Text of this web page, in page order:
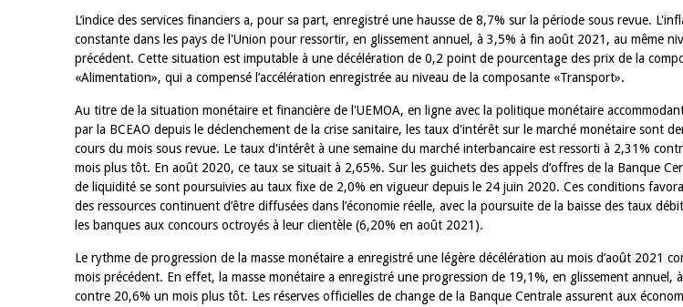
L’indice des services financiers a, pour sa part, enregistré une hausse de 8,7% sur la période sous revue.
constante dans les pays de l'Union pour ressortir, en glissement annuel, à 3,5% à fin août 2021, au même
précédent. Cette situation est imputable à une décélération de 0,2 point de pourcentage des prix de la
«Alimentation», qui a compensé l’accélération enregistrée au niveau de la composante «Transport».
Au titre de la situation monétaire et financière de l'UEMOA, en ligne avec la politique monétaire
par la BCEAO depuis le déclenchement de la crise sanitaire, les taux d'intérêt sur le marché monétaire sont
cours du mois sous revue. Le taux d'intérêt à une semaine du marché interbancaire est ressorti à 2,31%
mois plus tôt. En août 2020, ce taux se situait à 2,65%. Sur les guichets des appels d’offres de la Banque
de liquidité se sont poursuivies au taux fixe de 2,0% en vigueur depuis le 24 juin 2020. Ces conditions
des ressources continuent d’être diffusées dans l’économie réelle, avec la poursuite de la baisse des taux
les banques aux concours octroyés à leur clientèle (6,20% en août 2021).
Le rythme de progression de la masse monétaire a enregistré une légère décélération au mois d’août 2021
mois précédent. En effet, la masse monétaire a enregistré une progression de 19,1%, en glissement annuel,
contre 20,6% un mois plus tôt. Les réserves officielles de change de la Banque Centrale assurent aux